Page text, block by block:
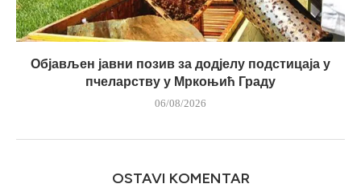
Објављен јавни позив за додјелу подстицаја у
пчеларству у Мркоњић Граду
06/08/2026
OSTAVI KOMENTAR